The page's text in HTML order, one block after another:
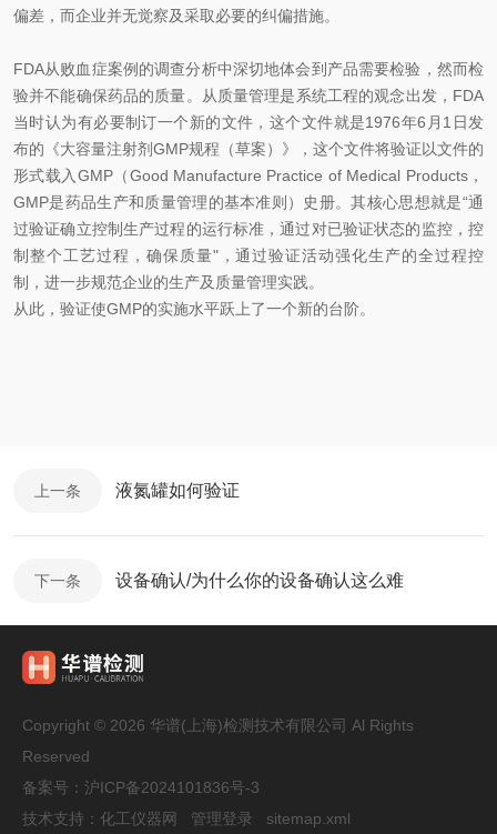
偏差，而企业并无觉察及采取必要的纠偏措施。
FDA从败血症案例的调查分析中深切地体会到产品需要检验，然而检
验并不能确保药品的质量。从质量管理是系统工程的观念出发，FDA
当时认为有必要制订一个新的文件，这个文件就是1976年6月1日发
布的《大容量注射剂GMP规程（草案）》，这个文件将验证以文件的
形式载入GMP（Good Manufacture Practice of Medical Products，
GMP是药品生产和质量管理的基本准则）史册。其核心思想就是“通
过验证确立控制生产过程的运行标准，通过对已验证状态的监控，控
制整个工艺过程，确保质量"，通过验证活动强化生产的全过程控
制，进一步规范企业的生产及质量管理实践。
从此，验证使GMP的实施水平跃上了一个新的台阶。
上一条 液氮罐如何验证
下一条 设备确认/为什么你的设备确认这么难
Copyright © 2026 华谱(上海)检测技术有限公司 Al Rights
Reserved
备案号： 沪ICP备2024101836号-3
技术支持： 化工仪器网 管理登录 sitemap.xml